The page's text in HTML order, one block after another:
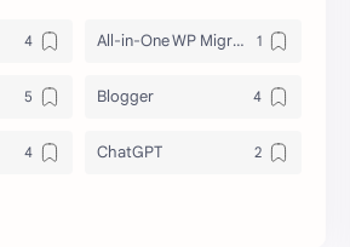
All-in-One WP Migration Unlimited
Blogger
ChatGPT